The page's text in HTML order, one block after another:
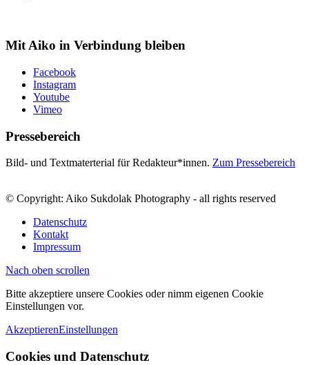
Mit Aiko in Verbindung bleiben
Facebook
Instagram
Youtube
Vimeo
Pressebereich
Bild- und Textmaterterial für Redakteur*innen. Zum Pressebereich
© Copyright: Aiko Sukdolak Photography - all rights reserved
Datenschutz
Kontakt
Impressum
Nach oben scrollen
Bitte akzeptiere unsere Cookies oder nimm eigenen Cookie
Einstellungen vor.
AkzeptierenEinstellungen
Cookies und Datenschutz